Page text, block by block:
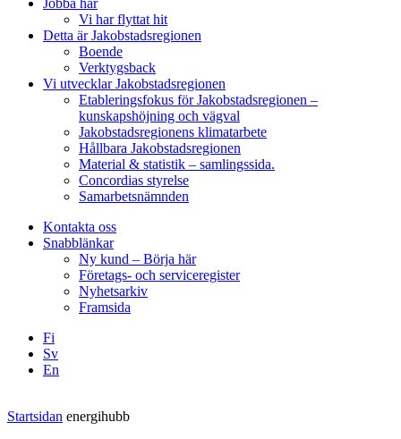
Jobba här
Vi har flyttat hit
Detta är Jakobstadsregionen
Boende
Verktygsback
Vi utvecklar Jakobstadsregionen
Etableringsfokus för Jakobstadsregionen –
kunskapshöjning och vägval
Jakobstadsregionens klimatarbete
Hållbara Jakobstadsregionen
Material & statistik – samlingssida.
Concordias styrelse
Samarbetsnämnden
Kontakta oss
Snabblänkar
Ny kund – Börja här
Företags- och serviceregister
Nyhetsarkiv
Framsida
Fi
Sv
En
Startsidan energihubb